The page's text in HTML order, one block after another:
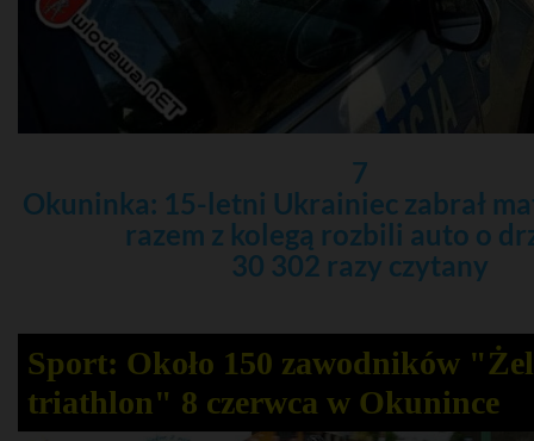
7
Okuninka: 15-letni Ukrainiec zabrał
razem z kolegą rozbili auto o
30 302 razy czytany
Sport: Około 150 zawodników
triathlon" 8 czerwca w Okunince